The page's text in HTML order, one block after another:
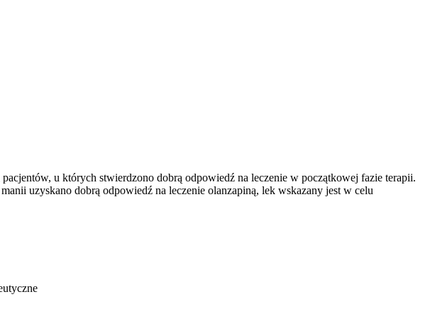
u których stwierdzono dobrą odpowiedź na leczenie w początkowej fazie terapii.
uzyskano dobrą odpowiedź na leczenie olanzapiną, lek wskazany jest w celu